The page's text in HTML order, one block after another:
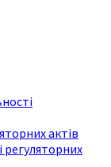
актів
регуляторних